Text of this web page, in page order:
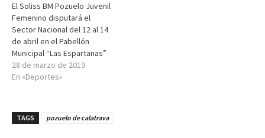
El Soliss BM Pozuelo Juvenil
Femenino disputará el
Sector Nacional del 12 al 14
de abril en el Pabellón
Municipal “Las Espartanas”
28 de marzo de 2019
En «Deportes»
TAGS pozuelo de calatrava